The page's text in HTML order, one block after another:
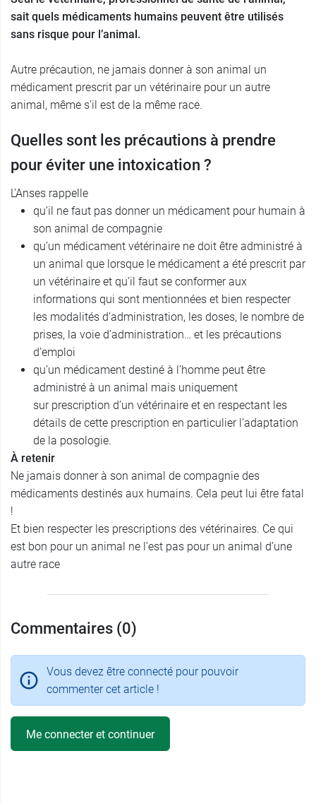
sait quels médicaments humains peuvent être utilisés
sans risque pour l’animal.
Autre précaution, ne jamais donner à son animal un
médicament prescrit par un vétérinaire pour un autre
animal, même s’il est de la même race.
Quelles sont les précautions à prendre
pour éviter une intoxication ?
L’Anses rappelle
qu’il ne faut pas donner un médicament pour humain à
son animal de compagnie
qu’un médicament vétérinaire ne doit être administré à
un animal que lorsque le médicament a été prescrit par
un vétérinaire et qu’il faut se conformer aux
informations qui sont mentionnées et bien respecter
les modalités d’administration, les doses, le nombre de
prises, la voie d’administration… et les précautions
d’emploi
qu’un médicament destiné à l’homme peut être
administré à un animal mais uniquement
sur prescription d’un vétérinaire et en respectant les
détails de cette prescription en particulier l’adaptation
de la posologie.
À retenir
Ne jamais donner à son animal de compagnie des
médicaments destinés aux humains. Cela peut lui être fatal
!
Et bien respecter les prescriptions des vétérinaires. Ce qui
est bon pour un animal ne l’est pas pour un animal d’une
autre race
Commentaires (0)
Vous devez être connecté pour pouvoir
commenter cet article !
Me connecter et continuer